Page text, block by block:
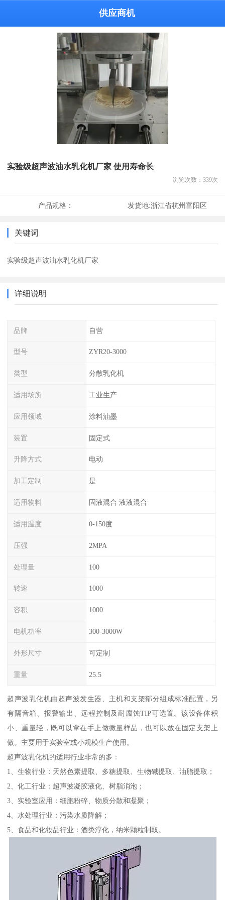
供应商机
实验级超声波油水乳化机厂家 使用寿命长
浏览次数： 339次
产品规格： 发货地:浙江省杭州富阳区
关键词
实验级超声波油水乳化机厂家
详细说明
品牌 自营
型号 ZYR20-3000
类型 分散乳化机
适用场所 工业生产
应用领域 涂料油墨
装置 固定式
升降方式 电动
加工定制 是
适用物料 固液混合 液液混合
适用温度 0-150度
压强 2MPA
处理量 100
转速 1000
容积 1000
电机功率 300-3000W
外形尺寸 可定制
重量 25.5
超声波乳化机由超声波发生器、主机和支架部分组成标准配置，另
有隔音箱、报警输出、远程控制及耐腐蚀TIP可选置。该设备体积
小、重量轻，既可以拿在手上做微量样品，也可以放在固定支架上
做。主要用于实验室或小规模生产使用。
超声波乳化机的适用行业非常的多：
1、生物行业：天然色素提取、多糖提取、生物碱提取、油脂提取；
2、化工行业：超声波凝胶液化、树脂消泡；
3、实验室应用：细胞粉碎、物质分散和凝聚；
4、水处理行业：污染水质降解；
5、食品和化妆品行业：酒类淳化，纳米颗粒制取。